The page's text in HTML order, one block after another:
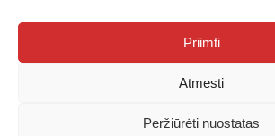
Priimti
Atmesti
Peržiūrėti nuostatas
Užsiprenumeruokite naujausius
straipsnius ir patarimus